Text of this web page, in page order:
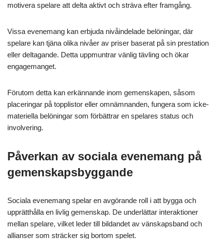
motivera spelare att delta aktivt och sträva efter framgång.
Vissa evenemang kan erbjuda nivåindelade belöningar, där
spelare kan tjäna olika nivåer av priser baserat på sin prestation
eller deltagande. Detta uppmuntrar vänlig tävling och ökar
engagemanget.
Förutom detta kan erkännande inom gemenskapen, såsom
placeringar på topplistor eller omnämnanden, fungera som icke-
materiella belöningar som förbättrar en spelares status och
involvering.
Påverkan av sociala evenemang på
gemenskapsbyggande
Sociala evenemang spelar en avgörande roll i att bygga och
upprätthålla en livlig gemenskap. De underlättar interaktioner
mellan spelare, vilket leder till bildandet av vänskapsband och
allianser som sträcker sig bortom spelet.